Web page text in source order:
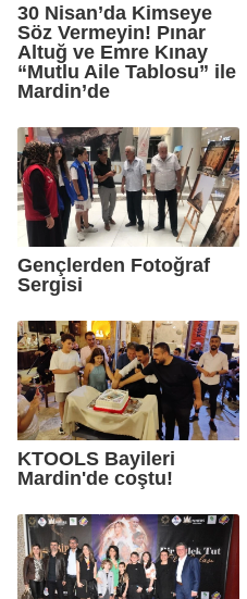
30 Nisan’da Kimseye
Söz Vermeyin! Pınar
Altuğ ve Emre Kınay
“Mutlu Aile Tablosu” ile
Mardin’de
Gençlerden Fotoğraf
Sergisi
KTOOLS Bayileri
Mardin'de coştu!